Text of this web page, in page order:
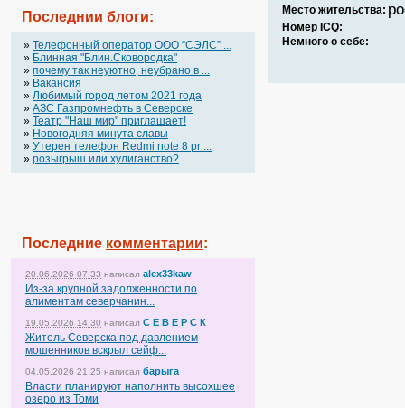
Последнии блоги:
» Телефонный оператор OOO “СЭЛС” ...
» Блинная "Блин.Сковородка"
» почему так неуютно, неубрано в ...
» Вакансия
» Любимый город летом 2021 года
» АЗС Газпромнефть в Северске
» Театр "Наш мир" приглашает!
» Новогодняя минута славы
» Утерен телефон Redmi note 8 pr ...
» розыгрыш или хулиганство?
Последние комментарии:
20.06.2026 07:33 написал alex33kaw
Из-за крупной задолженности по
алиментам северчанин...
19.05.2026 14:30 написал С Е В Е Р С К
Житель Северска под давлением
мошенников вскрыл сейф...
04.05.2026 21:25 написал барыга
Власти планируют наполнить высохшее
озеро из Томи
Место жительства:
Номер ICQ:
Немного о себе: